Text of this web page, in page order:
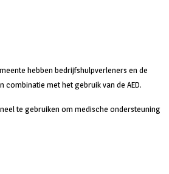
hebben bedrijfshulpverleners en de
met het gebruik van de AED.
te gebruiken om medische ondersteuning